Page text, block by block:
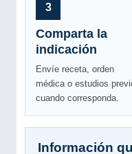
3
Comparta la
indicación
Envíe receta, orden
médica o estudios
cuando corresponda.
Información